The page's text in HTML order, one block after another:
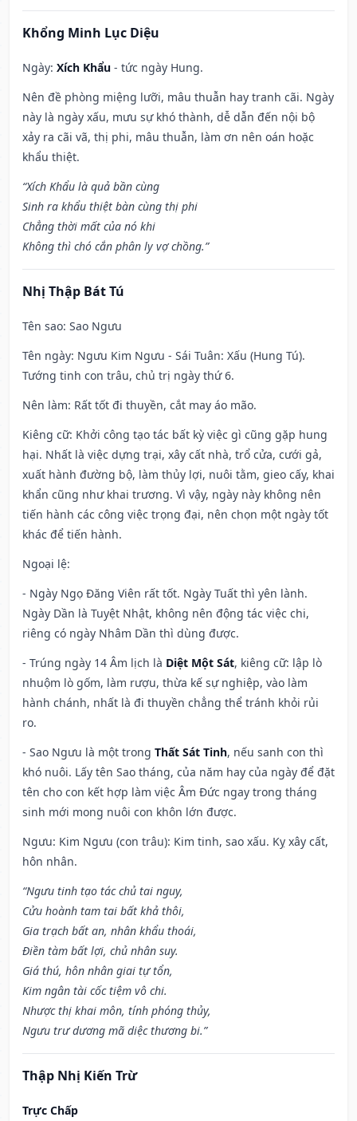
Khổng Minh Lục Diệu
Ngày: Xích Khẩu - tức ngày Hung.
Nên đề phòng miệng lưỡi, mâu thuẫn hay tranh cãi. Ngày
này là ngày xấu, mưu sự khó thành, dễ dẫn đến nội bộ
xảy ra cãi vã, thị phi, mâu thuẫn, làm ơn nên oán hoặc
khẩu thiệt.
“Xích Khẩu là quả bần cùng
Sinh ra khẩu thiệt bàn cùng thị phi
Chẳng thời mất của nó khi
Không thì chó cắn phân ly vợ chồng.”
Nhị Thập Bát Tú
Tên sao: Sao Ngưu
Tên ngày: Ngưu Kim Ngưu - Sái Tuân: Xấu (Hung Tú).
Tướng tinh con trâu, chủ trị ngày thứ 6.
Nên làm: Rất tốt đi thuyền, cắt may áo mão.
Kiêng cữ: Khởi công tạo tác bất kỳ việc gì cũng gặp hung
hại. Nhất là việc dựng trại, xây cất nhà, trổ cửa, cưới gả,
xuất hành đường bộ, làm thủy lợi, nuôi tằm, gieo cấy, khai
khẩn cũng như khai trương. Vì vậy, ngày này không nên
tiến hành các công việc trọng đại, nên chọn một ngày tốt
khác để tiến hành.
Ngoại lệ:
- Ngày Ngọ Đăng Viên rất tốt. Ngày Tuất thì yên lành.
Ngày Dần là Tuyệt Nhật, không nên động tác việc chi,
riêng có ngày Nhâm Dần thì dùng được.
- Trúng ngày 14 Âm lịch là Diệt Một Sát, kiêng cữ: lập lò
nhuộm lò gốm, làm rượu, thừa kế sự nghiệp, vào làm
hành chánh, nhất là đi thuyền chẳng thể tránh khỏi rủi
ro.
- Sao Ngưu là một trong Thất Sát Tinh, nếu sanh con thì
khó nuôi. Lấy tên Sao tháng, của năm hay của ngày để đặt
tên cho con kết hợp làm việc Âm Đức ngay trong tháng
sinh mới mong nuôi con khôn lớn được.
Ngưu: Kim Ngưu (con trâu): Kim tinh, sao xấu. Kỵ xây cất,
hôn nhân.
“Ngưu tinh tạo tác chủ tai nguy,
Cửu hoành tam tai bất khả thôi,
Gia trạch bất an, nhân khẩu thoái,
Điền tàm bất lợi, chủ nhân suy.
Giá thú, hôn nhân giai tự tổn,
Kim ngân tài cốc tiệm vô chi.
Nhược thị khai môn, tính phóng thủy,
Ngưu trư dương mã diệc thương bi.”
Thập Nhị Kiến Trừ
Trực Chấp